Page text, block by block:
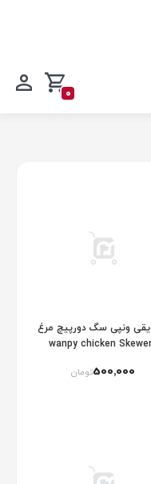
0
ونپی سگ دورپیچ مرغ
wanpy chicken
500٬000تومان